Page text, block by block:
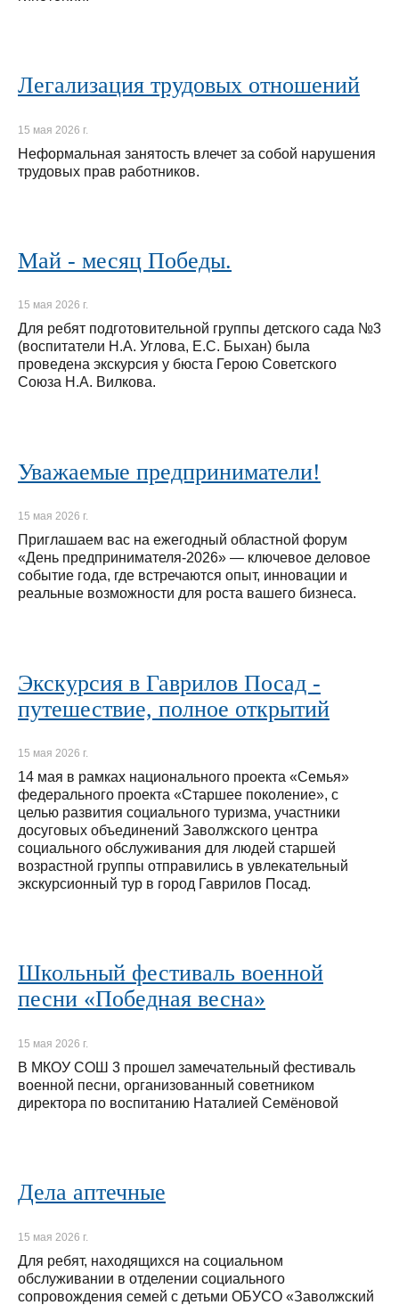
Легализация трудовых отношений
15 мая 2026 г.
Неформальная занятость влечет за собой нарушения
трудовых прав работников.
Май - месяц Победы.
15 мая 2026 г.
Для ребят подготовительной группы детского сада №3
(воспитатели Н.А. Углова, Е.С. Быхан) была
проведена экскурсия у бюста Герою Советского
Союза Н.А. Вилкова.
Уважаемые предприниматели!
15 мая 2026 г.
Приглашаем вас на ежегодный областной форум
«День предпринимателя-2026» — ключевое деловое
событие года, где встречаются опыт, инновации и
реальные возможности для роста вашего бизнеса.
Экскурсия в Гаврилов Посад -
путешествие, полное открытий
15 мая 2026 г.
14 мая в рамках национального проекта «Семья»
федерального проекта «Старшее поколение», с
целью развития социального туризма, участники
досуговых объединений Заволжского центра
социального обслуживания для людей старшей
возрастной группы отправились в увлекательный
экскурсионный тур в город Гаврилов Посад.
Школьный фестиваль военной
песни «Победная весна»
15 мая 2026 г.
В МКОУ СОШ 3 прошел замечательный фестиваль
военной песни, организованный советником
директора по воспитанию Наталией Семёновой
Дела аптечные
15 мая 2026 г.
Для ребят, находящихся на социальном
обслуживании в отделении социального
сопровождения семей с детьми ОБУСО «Заволжский